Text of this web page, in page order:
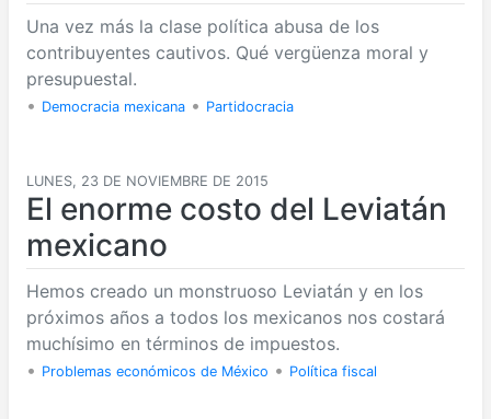
Una vez más la clase política abusa de los
contribuyentes cautivos. Qué vergüenza moral y
presupuestal.
• Democracia mexicana • Partidocracia
LUNES, 23 DE NOVIEMBRE DE 2015
El enorme costo del Leviatán
mexicano
Hemos creado un monstruoso Leviatán y en los
próximos años a todos los mexicanos nos costará
muchísimo en términos de impuestos.
• Problemas económicos de México • Política fiscal